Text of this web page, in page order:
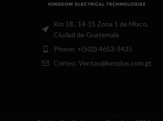
Km 18 , 14-15 Zona 1 de Mixco,
Ciudad de Guatemala
Phone: +(502) 4653-3435
Correo: Ventas@ketplus.com.gt